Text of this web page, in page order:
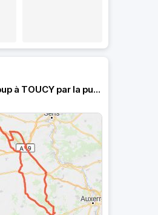
Pyramide du loup à TOUCY par la puisaye